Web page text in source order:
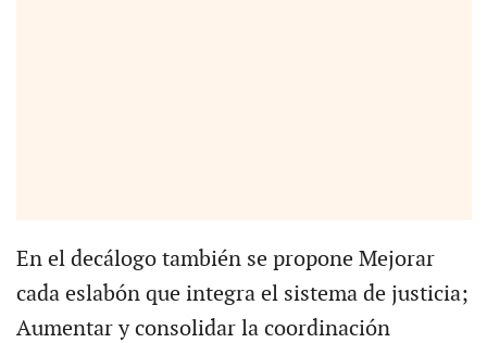
En el decálogo también se propone Mejorar
cada eslabón que integra el sistema de justicia;
Aumentar y consolidar la coordinación